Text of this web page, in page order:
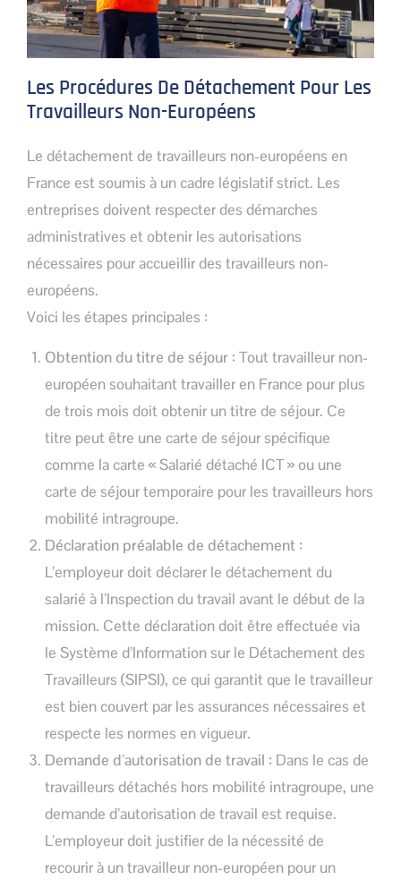
Les Procédures De Détachement Pour Les
Travailleurs Non-Européens
Le détachement de travailleurs non-européens en
France est soumis à un cadre législatif strict. Les
entreprises doivent respecter des démarches
administratives et obtenir les autorisations
nécessaires pour accueillir des travailleurs non-
européens.
Voici les étapes principales :
Obtention du titre de séjour : Tout travailleur non-
européen souhaitant travailler en France pour plus
de trois mois doit obtenir un titre de séjour. Ce
titre peut être une carte de séjour spécifique
comme la carte « Salarié détaché ICT » ou une
carte de séjour temporaire pour les travailleurs hors
mobilité intragroupe.
Déclaration préalable de détachement :
L’employeur doit déclarer le détachement du
salarié à l’Inspection du travail avant le début de la
mission. Cette déclaration doit être effectuée via
le Système d’Information sur le Détachement des
Travailleurs (SIPSI), ce qui garantit que le travailleur
est bien couvert par les assurances nécessaires et
respecte les normes en vigueur.
Demande d’autorisation de travail : Dans le cas de
travailleurs détachés hors mobilité intragroupe, une
demande d’autorisation de travail est requise.
L’employeur doit justifier de la nécessité de
recourir à un travailleur non-européen pour un